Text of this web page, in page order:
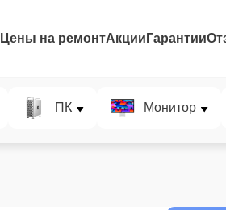
Цены на ремонтАкции Гарантии
ПК Монитор